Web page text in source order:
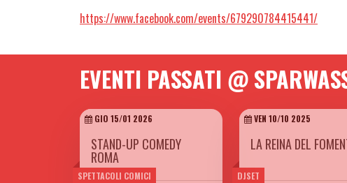
https://www.facebook.com/events/679290784415441/
EVENTI PASSATI @
SPETTACOLI COMICI
GIO 15/01 2026
STAND-UP COMEDY
ROMA
DJSET
VEN 10/10 2025
LA REINA DEL